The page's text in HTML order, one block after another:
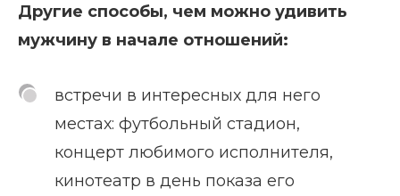
Другие способы, чем можно удивить
мужчину в начале отношений:
встречи в интересных для него
местах: футбольный стадион,
концерт любимого исполнителя,
кинотеатр в день показа его